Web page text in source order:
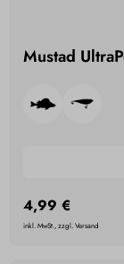
Mustad
4,99 €
inkl. MwSt., zzgl. Versand